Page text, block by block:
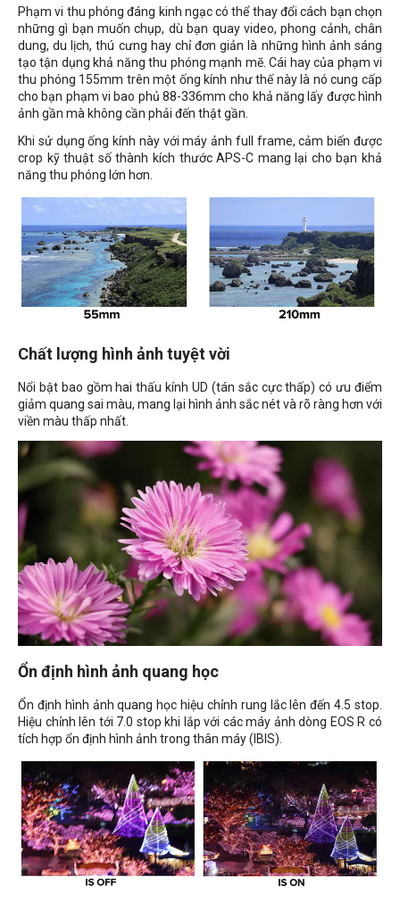
Phạm vi thu phóng đáng kinh ngạc có thể thay đổi cách bạn chọn
những gì bạn muốn chụp, dù bạn quay video, phong cảnh, chân
dung, du lịch, thú cưng hay chỉ đơn giản là những hình ảnh sáng
tạo tận dụng khả năng thu phóng mạnh mẽ. Cái hay của phạm vi
thu phóng 155mm trên một ống kính như thế này là nó cung cấp
cho bạn phạm vi bao phủ 88-336mm cho khả năng lấy được hình
ảnh gần mà không cần phải đến thật gần.
Khi sử dụng ống kính này với máy ảnh full frame, cảm biến được
crop kỹ thuật số thành kích thước APS-C mang lại cho bạn khả
năng thu phóng lớn hơn.
Chất lượng hình ảnh tuyệt vời
Nổi bật bao gồm hai thấu kính UD (tán sắc cực thấp) có ưu điểm
giảm quang sai màu, mang lại hình ảnh sắc nét và rõ ràng hơn với
viền màu thấp nhất.
Ổn định hình ảnh quang học
Ổn định hình ảnh quang học hiệu chỉnh rung lắc lên đến 4.5 stop.
Hiệu chỉnh lên tới 7.0 stop khi lắp với các máy ảnh dòng EOS R có
tích hợp ổn định hình ảnh trong thân máy (IBIS).